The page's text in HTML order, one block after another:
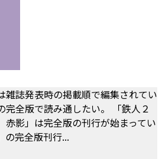
雑誌発表時の掲載順で編集されてい
完全版で読み通したい。 「鉄人２
影」は完全版の刊行が始まってい
の完全版刊行...